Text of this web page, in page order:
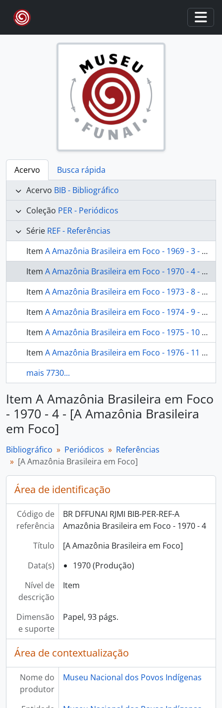
Skip to main content
Acervo
Busca rápida
Acervo BIB - Bibliográfico
Coleção PER - Periódicos
Série REF - Referências
Item A Amazônia Brasileira em Foco - 1969 - 3 - [A Amazônia Brasileira em Foco]
Item A Amazônia Brasileira em Foco - 1970 - 4 - [A Amazônia Brasileira em Foco]
Item A Amazônia Brasileira em Foco - 1973 - 8 - [A Amazônia Brasileira em Foco]
Item A Amazônia Brasileira em Foco - 1974 - 9 - [A Amazônia Brasileira em Foco]
Item A Amazônia Brasileira em Foco - 1975 - 10 - [A Amazônia Brasileira em Foco]
Item A Amazônia Brasileira em Foco - 1976 - 11 - [A Amazônia Brasileira em Foco]
mais 7730...
Item A Amazônia Brasileira em Foco
- 1970 - 4 - [A Amazônia Brasileira
em Foco]
Bibliográfico Periódicos
Referências
[A Amazônia Brasileira em Foco]
Área de identificação
Código de
referência
BR DFFUNAI RJMI BIB-PER-REF-A
Amazônia Brasileira em Foco - 1970 - 4
Título
[A Amazônia Brasileira em Foco]
Data(s)
1970 (Produção)
Nível de
descrição
Item
Dimensão
e suporte
Papel, 93 págs.
Área de contextualização
Nome do
produtor
Museu Nacional dos Povos Indígenas